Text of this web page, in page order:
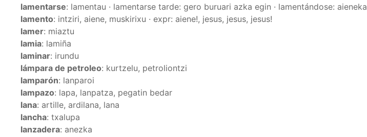
lamentarse: lamentau · lamentarse tarde: gero buruari azka egin · lamentándose: aieneka
lamento: intziri, aiene, muskirixu · expr: aiene!, jesus, jesus, jesus!
lamer: miaztu
lamia: lamiña
laminar: irundu
lámpara de petroleo: kurtzelu, petroliontzi
lamparón: lanparoi
lampazo: lapa, lanpatza, pegatin bedar
lana: artille, ardilana, lana
lancha: txalupa
lanzadera: anezka